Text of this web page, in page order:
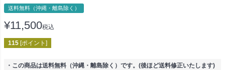
送料無料（沖縄・離島除く）
¥11,500税込
115 [ポイント]
・この商品は送料無料（沖縄・離島除く）です。(後ほど送料修正いたします)